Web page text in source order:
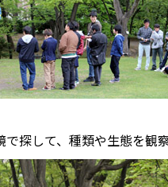
で探して、種類や生態を観